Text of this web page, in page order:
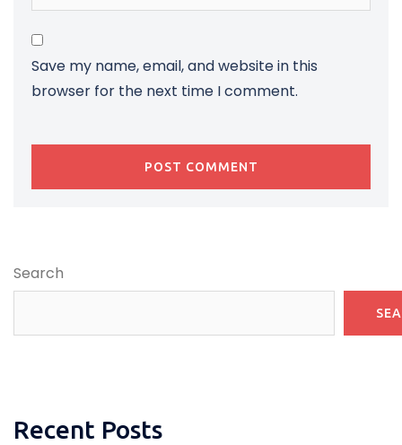
Save my name, email, and website in this
browser for the next time I comment.
Search
Recent Posts